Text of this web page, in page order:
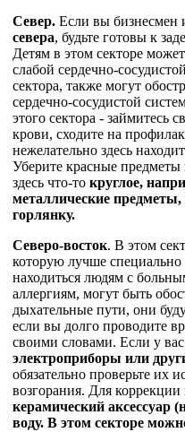
Север. Если вы бизнесмен
севера, будьте готовы к
Детям в этом секторе
слабой сердечно-
сектора, также могут
сердечно-сосудистой
этого сектора - займитесь
крови, сходите на
нежелательно здесь
Уберите красные предметы
здесь что-то круглое,
металлические
горлянку.
Северо-восток. В этом
которую лучше специально
находиться людям с
аллергиям, могут быть
дыхательные пути, они
если вы долго проводите
своими словами. Если у
электроприборы или
обязательно проверьте их
возгорания. Для
керамический аксессуар
воду. В этом секторе